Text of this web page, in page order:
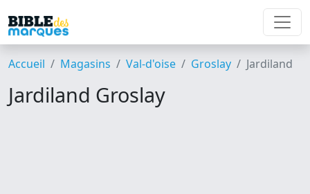
Accueil Magasins Val-d'oise Groslay Jardiland
Jardiland Groslay